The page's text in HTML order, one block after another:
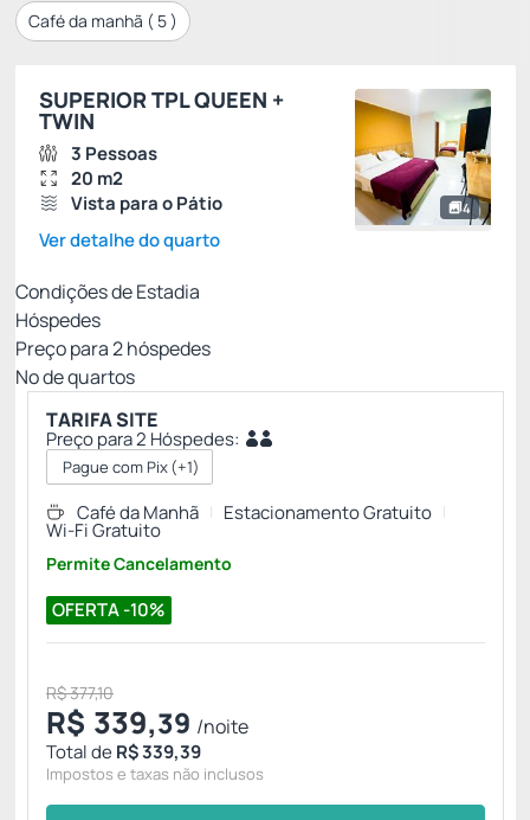
Café da manhã ( 5)
4
SUPERIOR TPL QUEEN +
TWIN
3 Pessoas
20 m2
Vista para o Pátio
Ver detalhe do quarto
Condições de Estadia
Hóspedes
Preço para2hóspedes
Nº de quartos
TARIFA SITE
Preço para 2 Hóspedes:
Pague com Pix(+1)
OFERTA -10%
Café da Manhã Estacionamento Gratuito
Wi-Fi Gratuito
Permite Cancelamento
R$ 377,10
R$ 339,39 /noite
Total deR$ 339,39
Impostos e taxas não inclusos